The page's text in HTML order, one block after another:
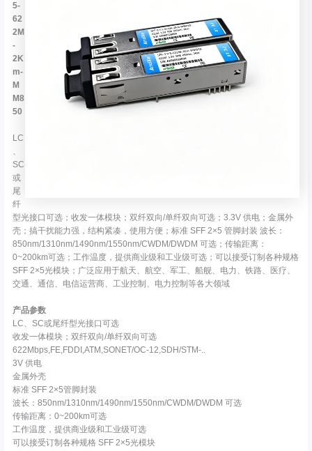
5-
62
2M
-
2K
m-
M
M8
50
LC
、
SC
或
尾
纤
型光接口可选；收发一体模块；双纤双向/单纤双向可选；3.3V 供电；金属外
壳；搞干扰能力强，结构紧凑，使用方便；标准 SFF 2×5 管脚封装 波长：
850nm/1310nm/1490nm/1550nm/CWDM/DWDM 可选；传输距离：
0~200km可选；工作温度，提供商业级和工业级可选；可以接受订制各种规格
SFF 2×5光模块；广泛应用于航天、航空、军工、船舰、电力、铁路、医疗、
交通、通信、电信运营商、工业控制、电力控制等各大领域
产品参数
LC、SC或尾纤型光接口可选
收发一体模块；双纤双向/单纤双向可选
622Mbps,FE,FDDI,ATM,SONET/OC-12,SDH/STM-..
3V 供电
金属外壳
标准 SFF 2×5管脚封装
波长：850nm/1310nm/1490nm/1550nm/CWDM/DWDM 可选
传输距离：0~200km可选
工作温度，提供商业级和工业级可选
可以接受订制各种规格 SFF 2×5光模块